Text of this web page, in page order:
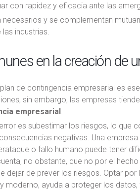
con rapidez y eficacia ante las
necesarios y se complementan
industrias.
en la creación de
de contingencia empresarial es
sin embargo, las empresas
empresarial.
es subestimar los riesgos, lo que
negativas. Una
o fallo humano puede tener
no obstante, que no por el
dejar de prever los riesgos. Optar
moderno, ayuda a proteger los